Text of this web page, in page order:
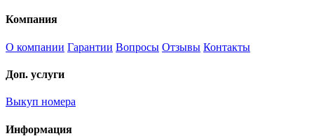
Компания
О компании Гарантии Вопросы Отзывы Контакты
Доп. услуги
Выкуп номера
Информация